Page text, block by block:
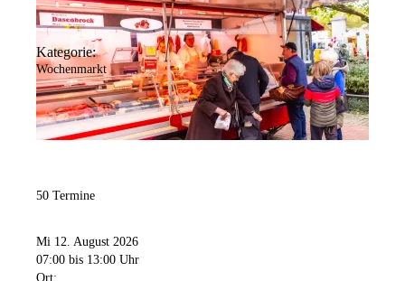
Kategorie:
Wochenmarkt
50 Termine
Mi 12. August 2026
07:00 bis 13:00 Uhr
Ort: